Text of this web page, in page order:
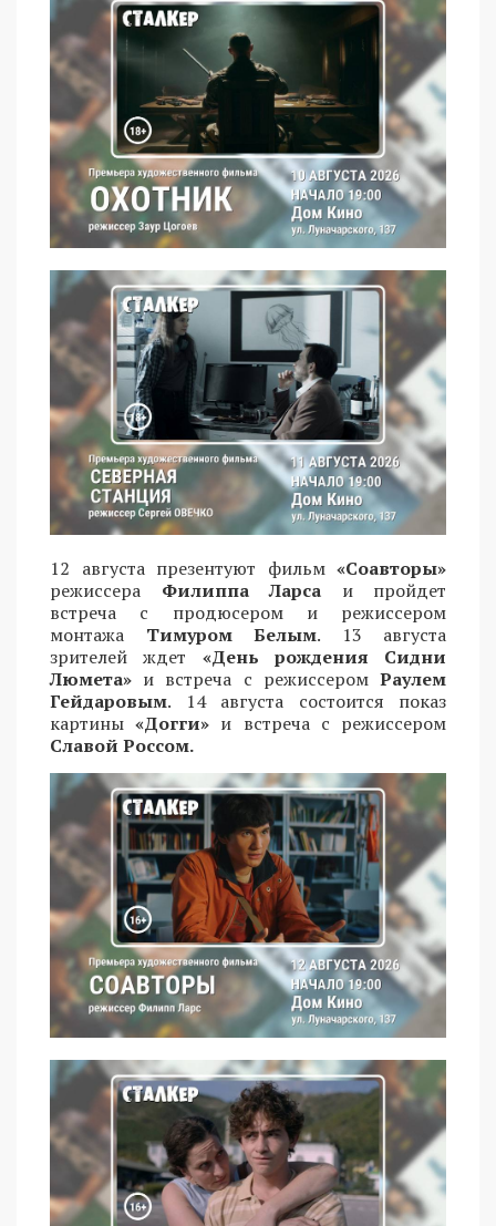
12 августа презентуют фильм «Соавторы»
режиссера Филиппа Ларса и пройдет
встреча с продюсером и режиссером
монтажа Тимуром Белым. 13 августа
зрителей ждет «День рождения Сидни
Люмета» и встреча с режиссером Раулем
Гейдаровым. 14 августа состоится показ
картины«Догги» и встреча с режиссером
Славой Россом.